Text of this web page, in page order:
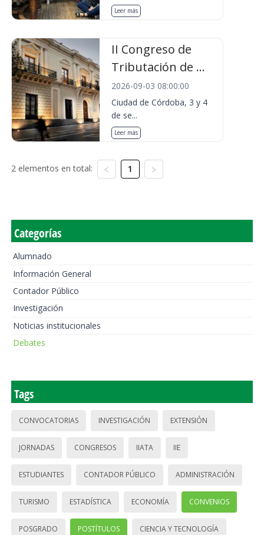
Leer más
II Congreso de
Tributación de ...
2026-09-03 08:00:00
Ciudad de Córdoba, 3 y 4
de se...
Leer más
2 elementos en total: 1
Categorías
Alumnado
Información General
Contador Público
Investigación
Noticias institucionales
Debates
Tags
CONVOCATORIAS INVESTIGACIÓN EXTENSIÓN
JORNADAS CONGRESOS IIATA IIE
ESTUDIANTES CONTADOR PÚBLICO ADMINISTRACIÓN
TURISMO ESTADÍSTICA ECONOMÍA CONVENIOS
POSGRADO POSTÍTULOS CIENCIA Y TECNOLOGÍA